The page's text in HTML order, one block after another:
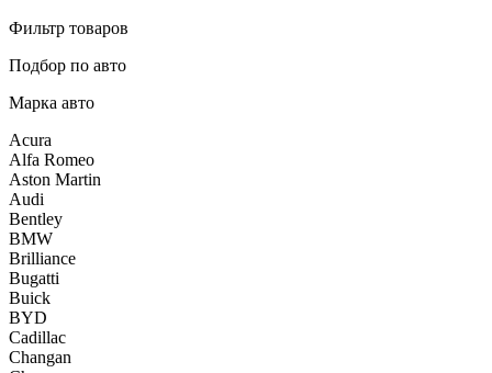
Фильтр товаров
Подбор по авто
Марка авто
Acura
Alfa Romeo
Aston Martin
Audi
Bentley
BMW
Brilliance
Bugatti
Buick
BYD
Cadillac
Changan